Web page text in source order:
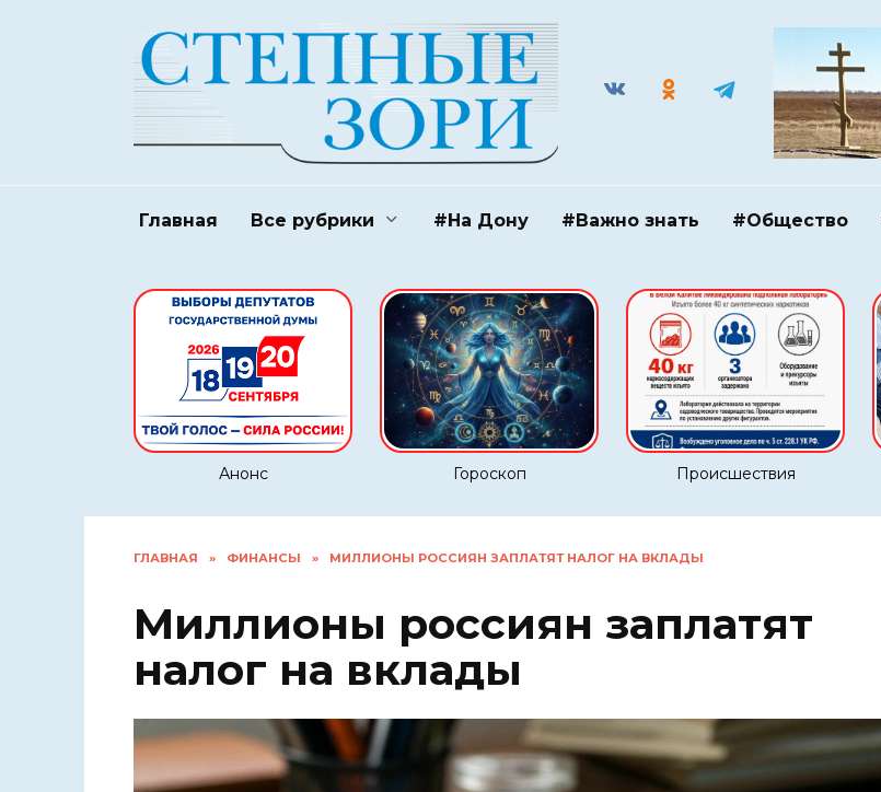
Главная Все рубрики #На Дону #Важно знать #Общество
Анонс Гороскоп Происшествия
ГЛАВНАЯ » ФИНАНСЫ » МИЛЛИОНЫ РОССИЯН ЗАПЛАТЯТ НАЛОГ НА ВКЛАДЫ
Миллионы россиян заплатят
налог на вклады